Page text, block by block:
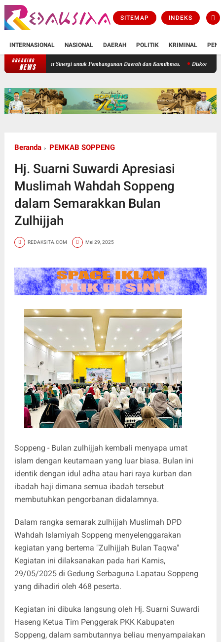
SITEMAP INDEKS
INTERNASIONAL NASIONAL DAERAH POLITIK KRIMINAL
BREAKING
NEWS
Sinergi untuk Pembangunan Daerah dan Kamtibmas. Diskominfo Soppeng
Beranda PEMKAB SOPPENG
Hj. Suarni Suwardi Apresiasi
Muslimah Wahdah Soppeng
dalam Semarakkan Bulan
Zulhijjah
REDAKSITA.COM Mei 29, 2025
Soppeng - Bulan zulhijjah kembali menyapa umat
islam dengan keutamaan yang luar biasa. Bulan ini
identik dengan idul adha atau hari raya kurban dan
ibadah haji dimana semua ibadah tersebut
membutuhkan pengorbanan didalamnya.
Dalam rangka semarak zulhijjah Muslimah DPD
Wahdah Islamiyah Soppeng menyelenggarakan
kegiatan yang bertema "Zulhijjah Bulan Taqwa"
Kegiatan ini dilaksanakan pada hari Kamis,
29/05/2025 di Gedung Serbaguna Lapatau Soppeng
yang dihadiri oleh 468 peserta.
Kegiatan ini dibuka langsung oleh Hj. Suarni Suwardi
Haseng Ketua Tim Penggerak PKK Kabupaten
Soppeng, dalam sambutannya beliau menyampaiakan